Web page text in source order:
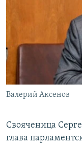
Валерий Аксенов
Свояченица
глава